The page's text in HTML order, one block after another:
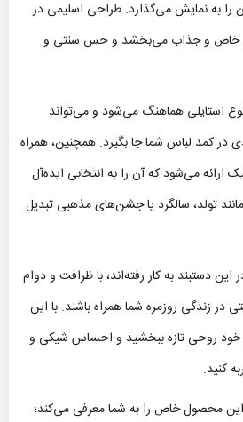
را به نمایش می‌گذارد. طراحی اسلیمی در
خاص و جذاب می‌بخشد و حس سنتی و
استایلی هماهنگ می‌شود و می‌تواند
در کمد لباس شما جا بگیرد. همچنین، همراه
ارائه می‌شود که آن را به انتخابی ایده‌آل
تولد، سالگرد یا جشن‌های مذهبی تبدیل
دستبند به کار رفته‌اند، با ظرافت و دوام
در زندگی روزمره شما همراه باشند. با این
خود روحی تازه ببخشید و احساس شیکی و
کنید.
این محصول خاص را به شما معرفی می‌کند؛